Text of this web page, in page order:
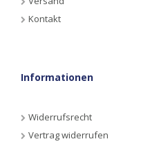
Kontakt
Informationen
Widerrufsrecht
Vertrag widerrufen